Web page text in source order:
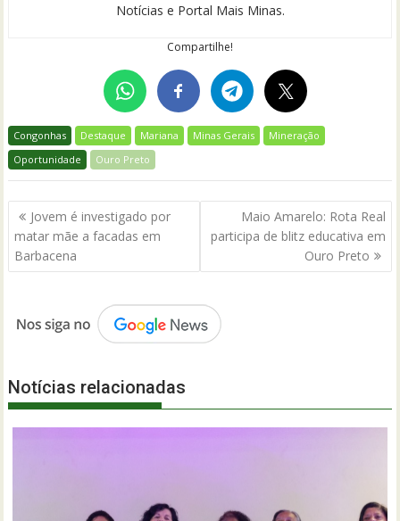
Notícias e Portal Mais Minas.
Compartilhe!
Congonhas Destaque Mariana Minas Gerais
Mineração
Oportunidade
Ouro Preto
Navegação
de
Post
Jovem é investigado por
matar mãe a facadas em
Barbacena
Maio Amarelo: Rota Real
participa de blitz educativa em
Ouro Preto
Notícias relacionadas